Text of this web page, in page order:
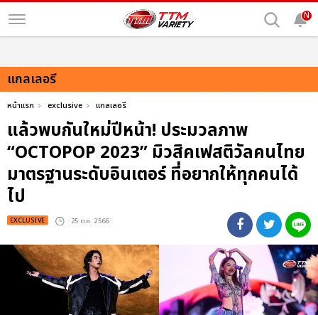
N
แกลเลอรี
หน้าแรก exclusive แกลเลอรี
แล้วพบกันใหม่ปีหน้า! ประมวลภาพ
“OCTOPOP 2023” มิวสิคเฟสติวัลคนไทย
มาตรฐานระดับอินเตอร์ ที่อยากให้ทุกคนได้
ไป
EXCLUSIVE : 25 ต.ค. 2566